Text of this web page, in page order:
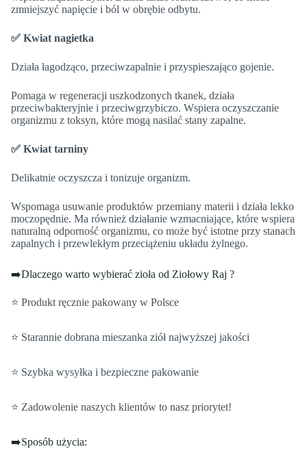
zmniejszyć napięcie i ból w obrębie odbytu.
✅ Kwiat nagietka
Działa łagodząco, przeciwzapalnie i przyspieszająco gojenie.
Pomaga w regeneracji uszkodzonych tkanek, działa
przeciwbakteryjnie i przeciwgrzybiczo. Wspiera oczyszczanie
organizmu z toksyn, które mogą nasilać stany zapalne.
✅ Kwiat tarniny
Delikatnie oczyszcza i tonizuje organizm.
Wspomaga usuwanie produktów przemiany materii i działa lekko
moczopędnie. Ma również działanie wzmacniające, które wspiera
naturalną odporność organizmu, co może być istotne przy stanach
zapalnych i przewlekłym przeciążeniu układu żylnego.
➡️Dlaczego warto wybierać zioła od Ziołowy Raj ?
⭐ Produkt ręcznie pakowany w Polsce
⭐ Starannie dobrana mieszanka ziół najwyższej jakości
⭐ Szybka wysyłka i bezpieczne pakowanie
⭐ Zadowolenie naszych klientów to nasz priorytet!
➡️Sposób użycia: